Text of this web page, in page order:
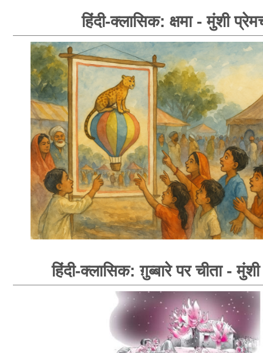
हिंदी-क्लासिक: क्षमा - मुंशी
हिंदी-क्लासिक: ग़ुब्बारे पर चीता -